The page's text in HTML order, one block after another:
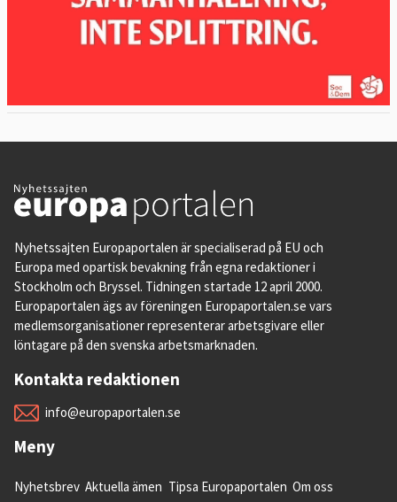
Nyhetssajten Europaportalen är specialiserad på EU och
Europa med opartisk bevakning från egna redaktioner i
Stockholm och Bryssel. Tidningen startade 12 april 2000.
Europaportalen ägs av föreningen Europaportalen.se vars
medlemsorganisationer representerar arbetsgivare eller
löntagare på den svenska arbetsmarknaden.
Kontakta redaktionen
info@europaportalen.se
Meny
Nyhetsbrev Aktuella ämen Tipsa Europaportalen Om oss